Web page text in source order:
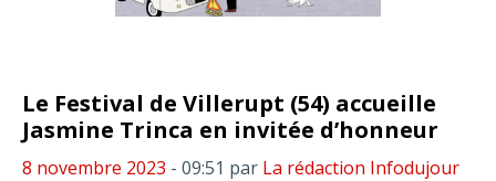
Le Festival de Villerupt (54) accueille
Jasmine Trinca en invitée d’honneur
8 novembre 2023 - 09:51 par La rédaction Infodujour